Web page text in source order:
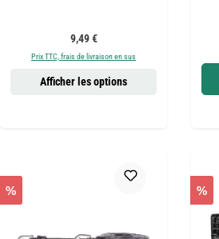
Prix régulier :
9,49 €
Prix TTC, frais de livraison en sus
Afficher les options
% %